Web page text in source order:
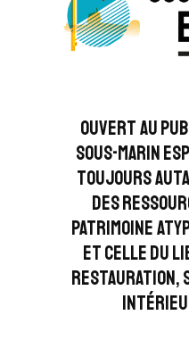
Ouvert au
sous-marin
toujours
des
patrimoine
et celle du
restauration,